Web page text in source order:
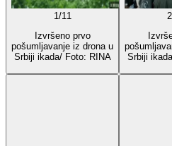
1 /11
Izvršeno prvo
pošumljavanje iz drona u
Srbiji ikada/ Foto: RINA
2
Srbiji